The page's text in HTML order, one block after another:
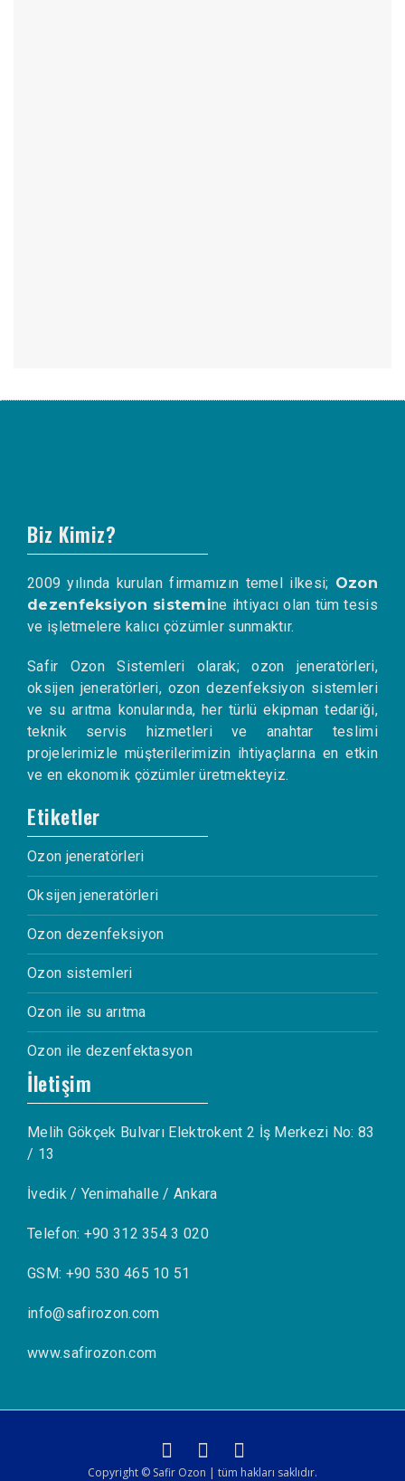
Biz Kimiz?
2009 yılında kurulan firmamızın temel ilkesi; Ozon
dezenfeksiyon sistemine ihtiyacı olan tüm tesis
ve işletmelere kalıcı çözümler sunmaktır.
Safir Ozon Sistemleri olarak; ozon jeneratörleri,
oksijen jeneratörleri, ozon dezenfeksiyon sistemleri
ve su arıtma konularında, her türlü ekipman tedariği,
teknik servis hizmetleri ve anahtar teslimi
projelerimizle müşterilerimizin ihtiyaçlarına en etkin
ve en ekonomik çözümler üretmekteyiz.
Etiketler
Ozon jeneratörleri
Oksijen jeneratörleri
Ozon dezenfeksiyon
Ozon sistemleri
Ozon ile su arıtma
Ozon ile dezenfektasyon
İletişim
Melih Gökçek Bulvarı Elektrokent 2 İş Merkezi No: 83
/ 13
İvedik / Yenimahalle / Ankara
Telefon: +90 312 354 3 020
GSM: +90 530 465 10 51
info@safirozon.com
www.safirozon.com
Copyright © Safir Ozon | tüm hakları saklıdır.